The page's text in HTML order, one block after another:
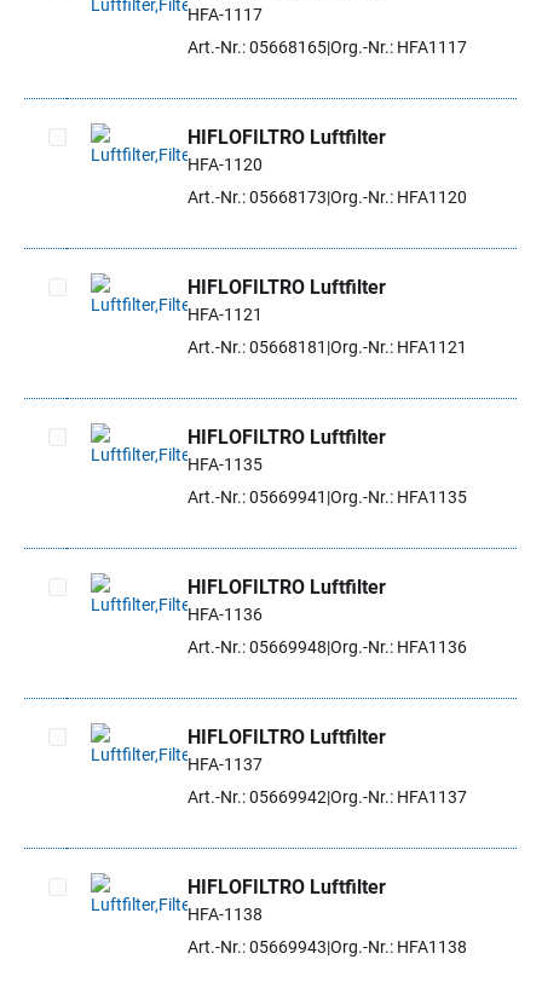
Artikel auswählen
HFA-1117
Art.-Nr.: 05668165Org.-Nr.: HFA1117
Artikel auswählen
HIFLOFILTRO Luftfilter
HFA-1120
Art.-Nr.: 05668173 Org.-Nr.: HFA1120
Artikel auswählen
HIFLOFILTRO Luftfilter
HFA-1121
Art.-Nr.: 05668181 Org.-Nr.: HFA1121
Artikel auswählen
HIFLOFILTRO Luftfilter
HFA-1135
Art.-Nr.: 05669941 Org.-Nr.: HFA1135
Artikel auswählen
HIFLOFILTRO Luftfilter
HFA-1136
Art.-Nr.: 05669948 Org.-Nr.: HFA1136
Artikel auswählen
HIFLOFILTRO Luftfilter
HFA-1137
Art.-Nr.: 05669942 Org.-Nr.: HFA1137
Artikel auswählen
HIFLOFILTRO Luftfilter
HFA-1138
Art.-Nr.: 05669943 Org.-Nr.: HFA1138